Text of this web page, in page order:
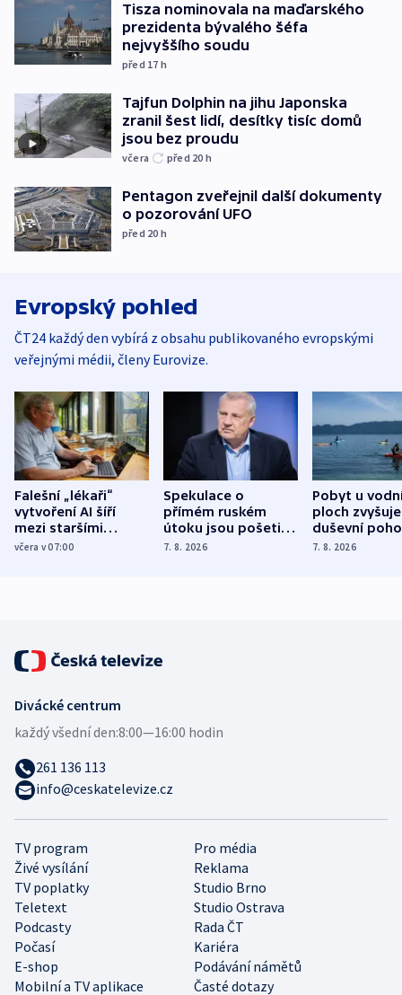
Tisza nominovala na maďarského
prezidenta bývalého šéfa
nejvyššího soudu
před 17 h
Tajfun Dolphin na jihu Japonska
zranil šest lidí, desítky tisíc domů
jsou bez proudu
včera před 20 h
Pentagon zveřejnil další dokumenty
o pozorování UFO
před 20 h
Evropský pohled
ČT24 každý den vybírá z obsahu publikovaného evropskými
veřejnými médii, členy Eurovize.
Falešní „lékaři“
vytvoření AI šíří
mezi staršími
Poláky nebezpečné
včera v 07:00
Spekulace o
přímém ruském
útoku jsou pošetilé,
míní estonský
7. 8. 2026
Pobyt u
ploch zvyšuje
duševní
ukázala
7. 8. 2026
TV program
Pro média
Živé vysílání
Reklama
TV poplatky
Studio Brno
Teletext
Studio Ostrava
Podcasty
Rada ČT
Počasí
Kariéra
E-shop
Podávání námětů
Mobilní a TV aplikace
Časté dotazy
Divácké centrum
každý všední den:8:00—16:00 hodin
261 136 113
info@ceskatelevize.cz